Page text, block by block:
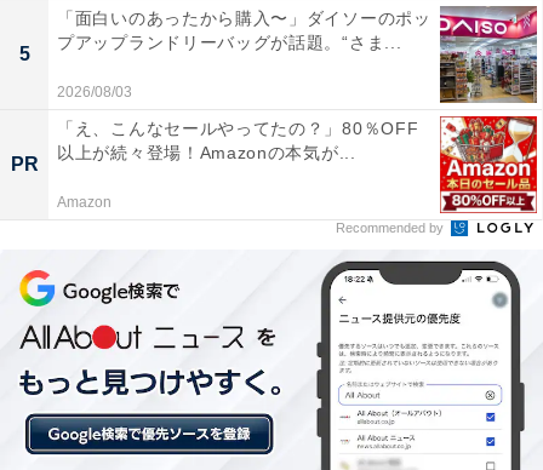
初代店頭ペコちゃん人形は張り子だった！
5
「面白いのあったから購入〜」ダイソーのポッ
プアップランドリーバッグが話題。“さま...
2026/08/03
PR
「え、こんなセールやってたの？」80％OFF
以上が続々登場！Amazonの本気が...
Amazon
Recommended by